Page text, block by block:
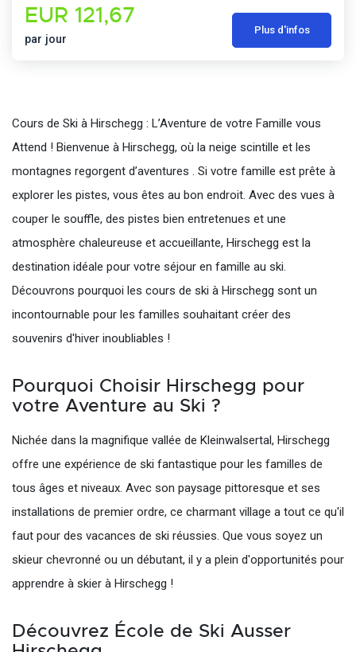
EUR 121,67
par jour
Plus d'infos
Cours de Ski à Hirschegg : L’Aventure de votre Famille vous
Attend ! Bienvenue à Hirschegg, où la neige scintille et les
montagnes regorgent d’aventures . Si votre famille est prête à
explorer les pistes, vous êtes au bon endroit. Avec des vues à
couper le souffle, des pistes bien entretenues et une
atmosphère chaleureuse et accueillante, Hirschegg est la
destination idéale pour votre séjour en famille au ski.
Découvrons pourquoi les cours de ski à Hirschegg sont un
incontournable pour les familles souhaitant créer des
souvenirs d'hiver inoubliables !
Pourquoi Choisir Hirschegg pour
votre Aventure au Ski ?
Nichée dans la magnifique vallée de Kleinwalsertal, Hirschegg
offre une expérience de ski fantastique pour les familles de
tous âges et niveaux. Avec son paysage pittoresque et ses
installations de premier ordre, ce charmant village a tout ce qu'il
faut pour des vacances de ski réussies. Que vous soyez un
skieur chevronné ou un débutant, il y a plein d'opportunités pour
apprendre à skier à Hirschegg !
Découvrez École de Ski Ausser